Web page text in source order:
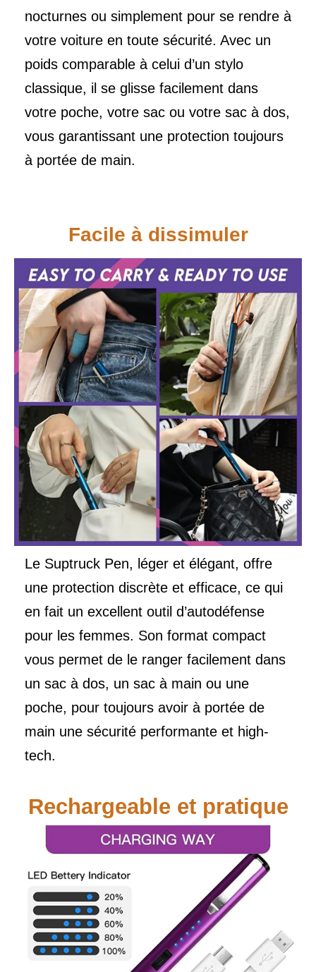
nocturnes ou simplement pour se rendre à
votre voiture en toute sécurité. Avec un
poids comparable à celui d’un stylo
classique, il se glisse facilement dans
votre poche, votre sac ou votre sac à dos,
vous garantissant une protection toujours
à portée de main.
Facile à dissimuler
Le Suptruck Pen, léger et élégant, offre
une protection discrète et efficace, ce qui
en fait un excellent outil d’autodéfense
pour les femmes. Son format compact
vous permet de le ranger facilement dans
un sac à dos, un sac à main ou une
poche, pour toujours avoir à portée de
main une sécurité performante et high-
tech.
Rechargeable et pratique